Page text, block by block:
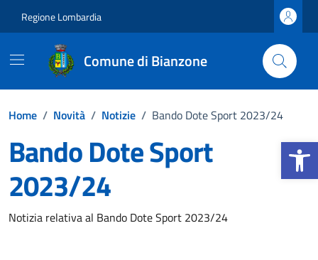
Apri la
Regione Lombardia
Comune di Bianzone
Home / Novità / Notizie / Bando Dote Sport 2023/24
Bando Dote Sport
2023/24
Dettagli della notizia
Notizia relativa al Bando Dote Sport 2023/24